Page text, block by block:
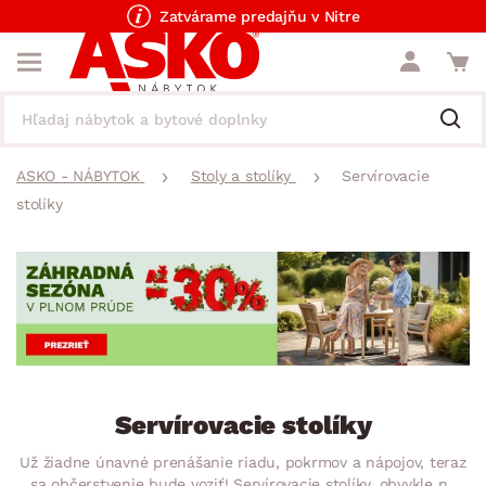
Zatvárame predajňu v Nitre
ASKO - NÁBYTOK Stoly a stolíky
Servírovacie
stolíky
Servírovacie stolíky
Už žiadne únavné prenášanie riadu, pokrmov a nápojov, teraz